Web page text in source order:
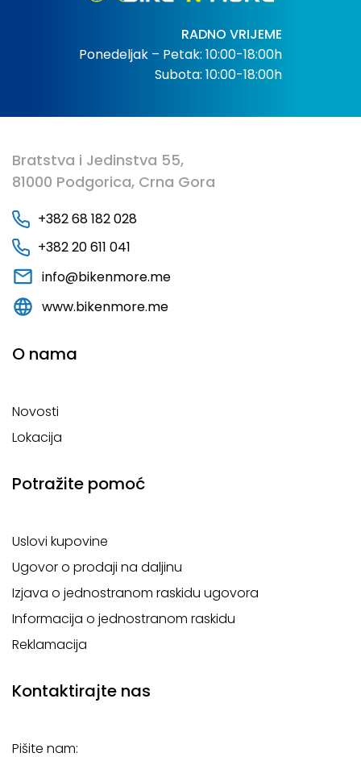
RADNO VRIJEME
Ponedeljak – Petak: 10:00-18:00h
Subota: 10:00-18:00h
Bratstva i Jedinstva 55,
81000 Podgorica, Crna Gora
+382 68 182 028
+382 20 611 041
info@bikenmore.me
www.bikenmore.me
O nama
Novosti
Lokacija
Potražite pomoć
Uslovi kupovine
Ugovor o prodaji na daljinu
Izjava o jednostranom raskidu ugovora
Informacija o jednostranom raskidu
Reklamacija
Kontaktirajte nas
Pišite nam: